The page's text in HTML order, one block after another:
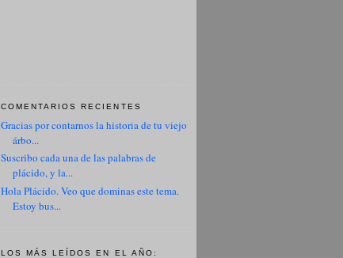
COMENTARIOS RECIENTES
Gracias por contarnos la historia de tu viejo
árbo...
Suscribo cada una de las palabras de
plácido, y la...
Hola Plácido. Veo que dominas este tema.
Estoy bus...
LOS MÁS LEÍDOS EN EL AÑO: